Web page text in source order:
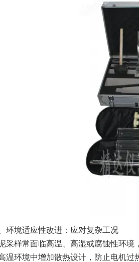
境适应性改进：应对复杂工况​​
样常面临高温、高湿或腐蚀性环境
温环境中增加散热设计，防止电机